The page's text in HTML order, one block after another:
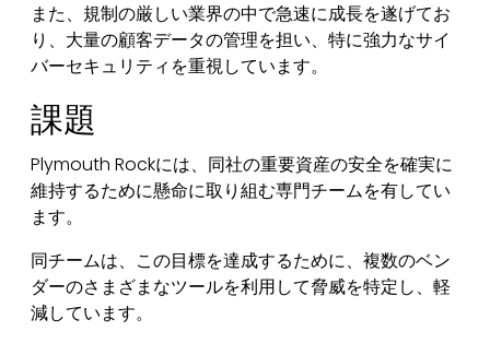
また、規制の厳しい業界の中で急速に成長を遂げてお
り、大量の顧客データの管理を担い、特に強力なサイ
バーセキュリティを重視しています。
課題
Plymouth Rockには、同社の重要資産の安全を確実に
維持するために懸命に取り組む専門チームを有してい
ます。
同チームは、この目標を達成するために、複数のベン
ダーのさまざまなツールを利用して脅威を特定し、軽
減しています。